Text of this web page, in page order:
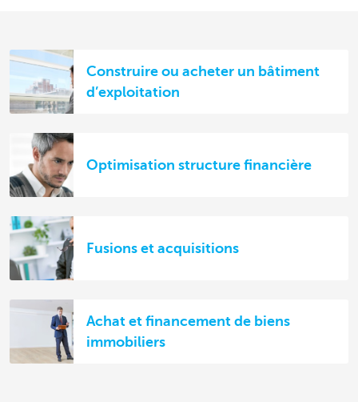
Construire ou acheter un bâtiment
d’exploitation
Optimisation structure financière
Fusions et acquisitions
Achat et financement de biens
immobiliers